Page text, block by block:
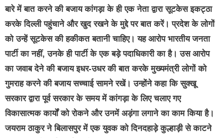
बारे में बात करने की बजाय कांगड़ा के ही एक नेता द्वारा सूटकेस इकट्ठा
करके दिल्ली पहुंचाने और खुद रखने के मुद्दे पर बात करें। प्रदेश के लोगों
को उन्हें सूटकेस की हकीकत बतानी चाहिए। यह आरोप भारतीय जनता
पार्टी का नहीं, उनके ही पार्टी के एक बड़े पदाधिकारी का है। उस आरोप
का जवाब देने की बजाय इधर-उधर की बात करके मुख्यमंत्री लोगों को
गुमराह करने की बजाय सच्चाई सामने रखें। उन्होंने कहा कि सुक्खू
सरकार द्वारा पूर्व सरकार के समय में कांगड़ा के लिए चलाए गए
विकासात्मक कार्यों को रोकने और उनमें अड़ंगा लगाने का काम किया है।
जयराम ठाकुर ने बिलासपुर में एक युवक को दिनदहाड़े कुल्हाड़ी से काटने